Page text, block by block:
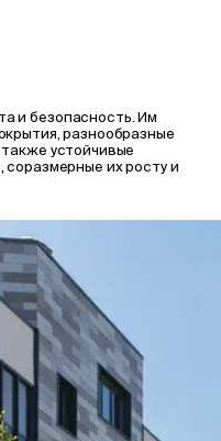
и безопасность. Им
разнообразные
устойчивые
соразмерные их росту и